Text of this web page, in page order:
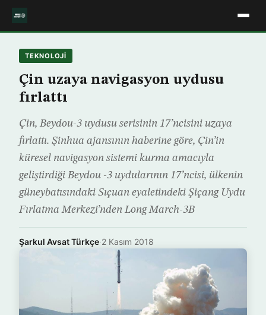
TEKNOLOJİ
Çin uzaya navigasyon uydusu
fırlattı
Çin, Beydou-3 uydusu serisinin 17’ncisini uzaya
fırlattı. Şinhua ajansının haberine göre, Çin’in
küresel navigasyon sistemi kurma amacıyla
geliştirdiği Beydou -3 uydularının 17’ncisi, ülkenin
güneybatısındaki Sıçuan eyaletindeki Şiçang Uydu
Fırlatma Merkezi’nden Long March-3B
Şarkul Avsat Türkçe·2 Kasım 2018